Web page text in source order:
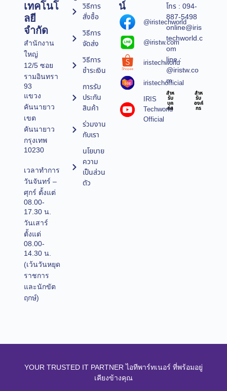
เทคโนโ
ลยี
จำกัด
สำนักงาน
ใหญ่
12/5 ซอย
รามอินทรา
93
แขวง
คันนายาว
เขต
คันนายาว
กรุงเทพ
10230
เวลาทำการ
วันจันทร์ –
ศุกร์ ตั้งแต่
08.00-
17.30 น.
วันเสาร์
ตั้งแต่
08.00-
14.30 น.
(เว้นวันหยุด
ราชการ
และนักขัต
ฤกษ์)
วิธีการ
สั่งซื้อ
วิธีการ
จัดส่ง
วิธีการ
ชำระเงิน
การรับ
ประกัน
สินค้า
ร่วมงาน
กับเรา
นโยบาย
ความ
เป็นส่วน
ตัว
น์
@iristechworld
@iristw.com
iristechworld
iristechofficial
IRIS
Techworld
Official
โทร : 094-
887-5498
online@iris
techworld.c
om
line :
@iristw.co
m
สำห
รับ
บุค
คล
สำห
รับ
องค์
กร
YOUR TRUSTED IT PARTNER ไอทีพาร์ทเนอร์ ที่พร้อมอยู่
เคียงข้างคุณ